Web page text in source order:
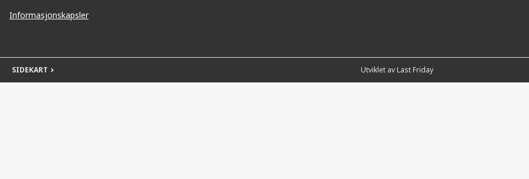
Informasjonskapsler
SIDEKART Utviklet av Last Friday